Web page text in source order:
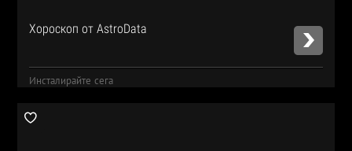
Хороскоп от AstroData
Инсталирайте сега